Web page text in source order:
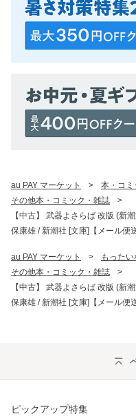
au PAY マーケット > 本・コミ
その他本・コミック・雑誌
>
【中古】 武器よさらば 改版 (新
保康雄 / 新潮社 [文庫]【メール便
au PAY マーケット > もった
その他本・コミック・雑誌
>
【中古】 武器よさらば 改版 (新
保康雄 / 新潮社 [文庫]【メール便
ピックアップ特集